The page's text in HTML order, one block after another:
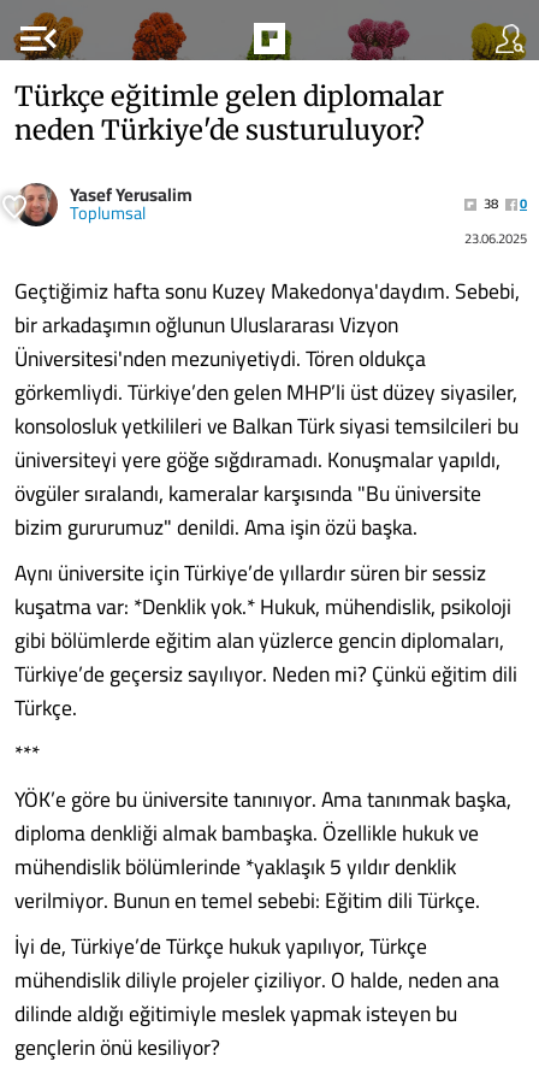
menu_open
Türkçe eğitimle gelen diplomalar
neden Türkiye'de susturuluyor?
Yasef Yerusalim
Toplumsal 38
0
23.06.2025
Geçtiğimiz hafta sonu Kuzey Makedonya'daydım. Sebebi,
bir arkadaşımın oğlunun Uluslararası Vizyon
Üniversitesi'nden mezuniyetiydi. Tören oldukça
görkemliydi. Türkiye’den gelen MHP’li üst düzey siyasiler,
konsolosluk yetkilileri ve Balkan Türk siyasi temsilcileri bu
üniversiteyi yere göğe sığdıramadı. Konuşmalar yapıldı,
övgüler sıralandı, kameralar karşısında "Bu üniversite
bizim gururumuz" denildi. Ama işin özü başka.
Aynı üniversite için Türkiye’de yıllardır süren bir sessiz
kuşatma var: *Denklik yok.* Hukuk, mühendislik, psikoloji
gibi bölümlerde eğitim alan yüzlerce gencin diplomaları,
Türkiye’de geçersiz sayılıyor. Neden mi? Çünkü eğitim dili
Türkçe.
***
YÖK’e göre bu üniversite tanınıyor. Ama tanınmak başka,
diploma denkliği almak bambaşka. Özellikle hukuk ve
mühendislik bölümlerinde *yaklaşık 5 yıldır denklik
verilmiyor. Bunun en temel sebebi: Eğitim dili Türkçe.
İyi de, Türkiye’de Türkçe hukuk yapılıyor, Türkçe
mühendislik diliyle projeler çiziliyor. O halde, neden ana
dilinde aldığı eğitimiyle meslek yapmak isteyen bu
gençlerin önü kesiliyor?